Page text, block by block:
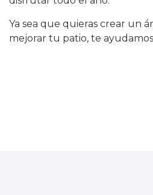
Ya sea que quieras crear un
mejorar tu patio, te